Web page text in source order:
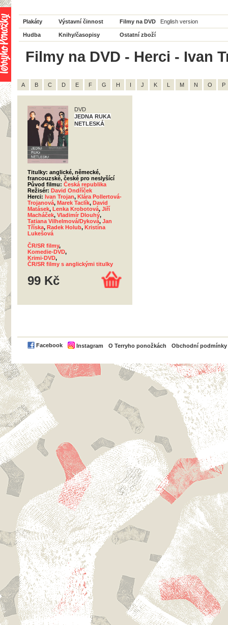
Plakáty Výstavní činnost Filmy na DVD English version
Hudba Knihy/časopisy Ostatní zboží
Filmy na DVD - Herci - Ivan
A B C D E F G H I J K L M N O P
DVD
JEDNA RUKA
NETLESKÁ
Titulky: anglické, německé,
francouzské, české pro neslyšící
Původ filmu: Česká republika
Režisér: David Ondříček
Herci: Ivan Trojan, Klára Pollertová-
Trojanová, Marek Taclík, David
Matásek, Lenka Krobotová, Jiří
Macháček, Vladimír Dlouhý,
Tatiana Vilhelmová/Dyková, Jan
Tříska, Radek Holub, Kristína
Lukešová
ČR/SR filmy,
Komedie-DVD,
Krimi-DVD,
ČR/SR filmy s anglickými titulky
99 Kč
Facebook Instagram O Terryho ponožkách Obchodní podmínky
PayPal